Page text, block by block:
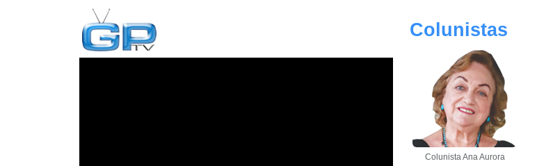
Colunistas
Colunista Ana Aurora